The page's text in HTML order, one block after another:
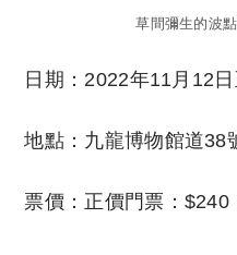
草間彌生的波
日期：2022年11月12
地點：九龍博物館道38
票價：正價門票：